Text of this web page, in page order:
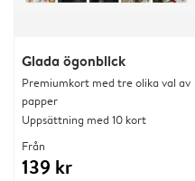
Glada ögonblick
Premiumkort med tre olika val av
papper
Uppsättning med 10 kort
Från
139 kr